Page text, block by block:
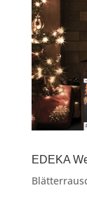
EDEKA